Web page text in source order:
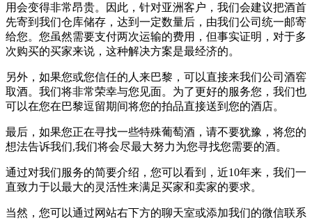
用会变得非常昂贵。因此，针对亚洲客户，我们会建议把酒首
先寄到我们仓库储存，达到一定数量后，由我们公司统一邮寄
给您。您虽然需要支付两次运输的费用，但事实证明，对于多
次购买的买家来说，这种解决方案是最经济的。
另外，如果您或您信任的人来巴黎，可以直接来我们公司酒窖
取酒。我们将非常荣幸与您见面。为了更好的服务您，我们也
可以在您在巴黎逗留期间将您的拍品直接送到您的酒店。
最后，如果您正在寻找一些特殊葡萄酒，请不要犹豫，将您的
想法告诉我们,我们将会尽最大努力为您寻找您需要的酒。
通过对我们服务的简要介绍，您可以看到，近10年来，我们一
直致力于以最大的灵活性来满足买家和卖家的要求。
当然，您可以通过网站右下方的聊天室或添加我们的微信联系